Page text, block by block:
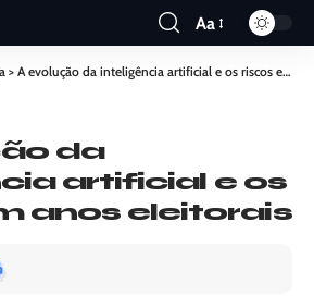
Aa
> A evolução da inteligência artificial e os riscos em anos eleitorais
da
artificial e os
anos eleitorais